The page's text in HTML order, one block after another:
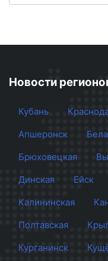
Новости
Кубань
Апшеронск
Брюховецкая
Динская
Ейск
Калининская
Полтавская
Курганинск